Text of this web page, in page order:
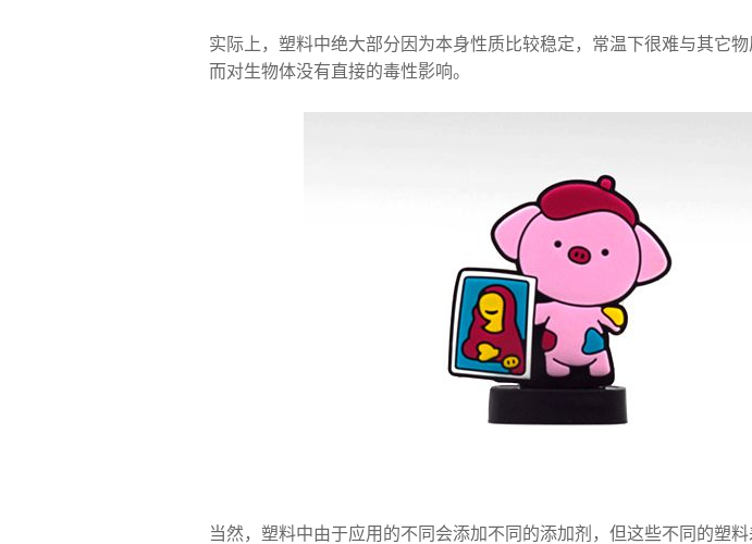
实际上，塑料中绝大部分因为本身性质比较稳定，常温下很难与其它物
而对生物体没有直接的毒性影响。
当然，塑料中由于应用的不同会添加不同的添加剂，但这些不同的塑